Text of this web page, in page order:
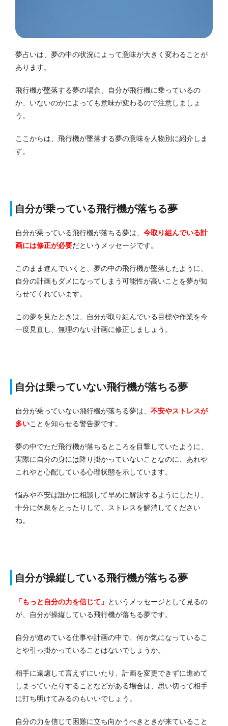
夢占いは、夢の中の状況によって意味が大きく変わることが
あります。
飛行機が墜落する夢の場合、自分が飛行機に乗っているの
か、いないのかによっても意味が変わるので注意しましょ
う。
ここからは、飛行機が墜落する夢の意味を人物別に紹介しま
す。
自分が乗っている飛行機が落ちる夢
自分が乗っている飛行機が落ちる夢は、 今取り組んでいる計
画には修正が必要だというメッセージです。
このまま進んでいくと、夢の中の飛行機が墜落したように、
自分の計画もダメになってしまう可能性が高いことを夢が知
らせてくれています。
この夢を見たときは、自分が取り組んでいる目標や作業を今
一度見直し、無理のない計画に修正しましょう。
自分は乗っていない飛行機が落ちる夢
自分が乗っていない飛行機が落ちる夢は、 不安やストレスが
多いことを知らせる警告夢です。
夢の中でただ飛行機が落ちるところを目撃していたように、
実際に自分の身には降り掛かっていないことなのに、あれや
これやと心配している心理状態を示しています。
悩みや不安は誰かに相談して早めに解決するようにしたり、
十分に休息をとったりして、ストレスを解消してください
ね。
自分が操縦している飛行機が落ちる夢
「もっと自分の力を信じて」 というメッセージとして見るの
が、自分が操縦している飛行機が落ちる夢です。
自分が進めている仕事や計画の中で、何か気になっているこ
とや引っ掛かっていることはないでしょうか。
相手に遠慮して言えずにいたり、計画を変更できずに進めて
しまっていたりすることなどがある場合は、思い切って相手
に打ち明けてみるのもいいでしょう。
自分の力を信じて困難に立ち向かうべきときが来ていること